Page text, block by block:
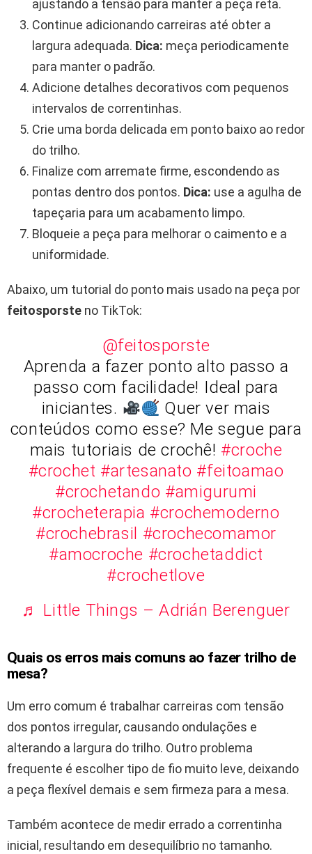
ajustando a tensão para manter a peça reta.
Continue adicionando carreiras até obter a
largura adequada. Dica: meça periodicamente
para manter o padrão.
Adicione detalhes decorativos com pequenos
intervalos de correntinhas.
Crie uma borda delicada em ponto baixo ao redor
do trilho.
Finalize com arremate firme, escondendo as
pontas dentro dos pontos. Dica: use a agulha de
tapeçaria para um acabamento limpo.
Bloqueie a peça para melhorar o caimento e a
uniformidade.
Abaixo, um tutorial do ponto mais usado na peça por
feitosporste no TikTok:
@feitosporste
Aprenda a fazer ponto alto passo a
passo com facilidade! Ideal para
iniciantes.
Quer ver mais
conteúdos como esse? Me segue para
mais tutoriais de crochê! #croche
#crochet #artesanato #feitoamao
#crochetando #amigurumi
#crocheterapia #crochemoderno
#crochebrasil #crochecomamor
#amocroche #crochetaddict
#crochetlove
♬ Little Things – Adrián Berenguer
Quais os erros mais comuns ao fazer trilho de
mesa?
Um erro comum é trabalhar carreiras com tensão
dos pontos irregular, causando ondulações e
alterando a largura do trilho. Outro problema
frequente é escolher tipo de fio muito leve, deixando
a peça flexível demais e sem firmeza para a mesa.
Também acontece de medir errado a correntinha
inicial, resultando em desequilíbrio no tamanho.